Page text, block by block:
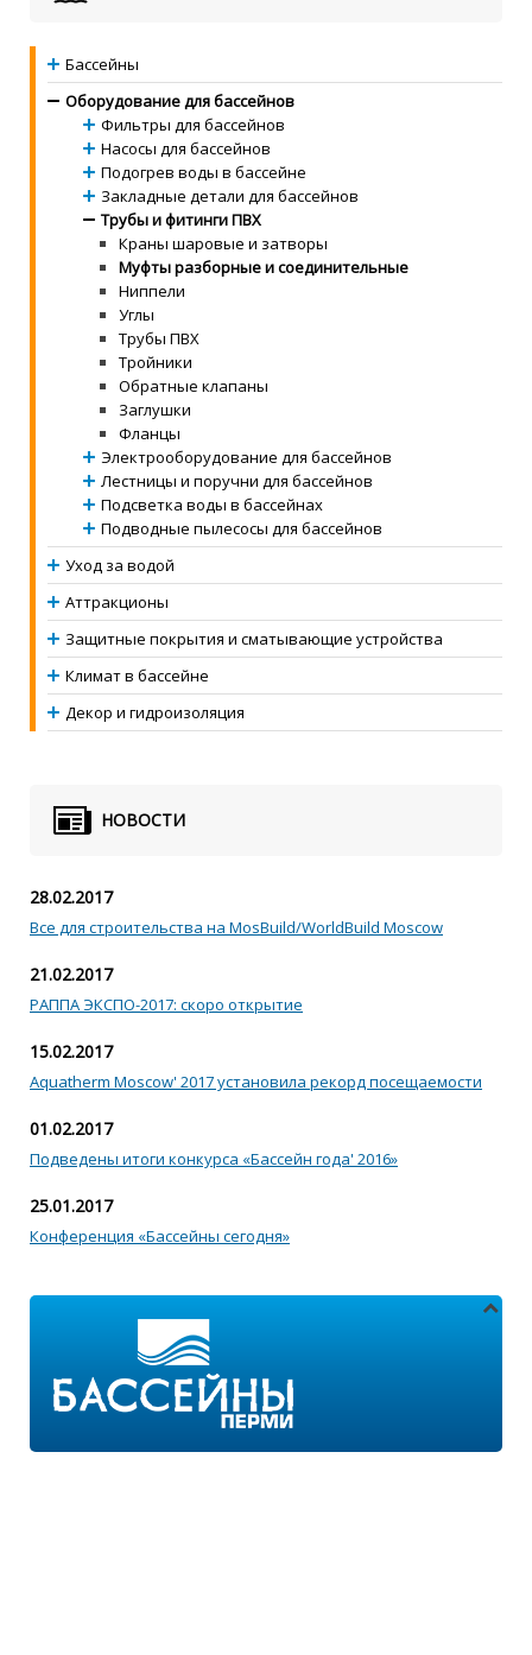
Бассейны
Оборудование для бассейнов
Фильтры для бассейнов
Насосы для бассейнов
Подогрев воды в бассейне
Закладные детали для бассейнов
Трубы и фитинги ПВХ
Краны шаровые и затворы
Муфты разборные и соединительные
Ниппели
Углы
Трубы ПВХ
Тройники
Обратные клапаны
Заглушки
Фланцы
Электрооборудование для бассейнов
Лестницы и поручни для бассейнов
Подсветка воды в бассейнах
Подводные пылесосы для бассейнов
Уход за водой
Аттракционы
Защитные покрытия и сматывающие устройства
Климат в бассейне
Декор и гидроизоляция
НОВОСТИ
28.02.2017
Все для строительства на MosBuild/WorldBuild Moscow
21.02.2017
РАППА ЭКСПО-2017: скоро открытие
15.02.2017
Aquatherm Moscow' 2017 установила рекорд посещаемости
01.02.2017
Подведены итоги конкурса «Бассейн года' 2016»
25.01.2017
Конференция «Бассейны сегодня»